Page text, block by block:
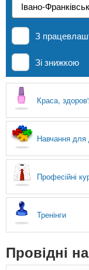
n
t
s
.
i
n
f
o
к
д
в
З
Зі знижкою
Краса,
Навчання для
Професійні
Тренінги
Провідні